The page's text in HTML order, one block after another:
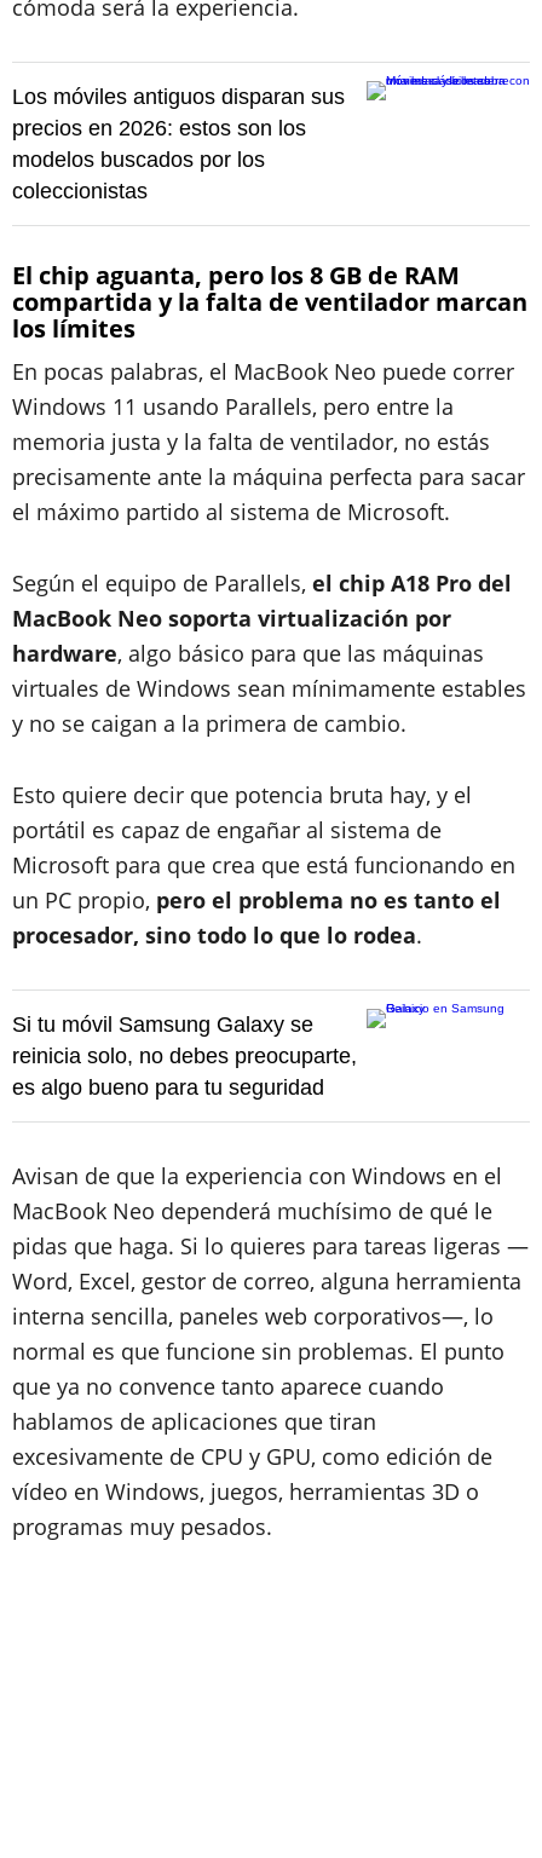
cómoda será la experiencia.
Los móviles antiguos disparan sus
precios en 2026: estos son los
modelos buscados por los
coleccionistas
El chip aguanta, pero los 8 GB de RAM
compartida y la falta de ventilador marcan
los límites
En pocas palabras, el MacBook Neo puede correr
Windows 11 usando Parallels, pero entre la
memoria justa y la falta de ventilador, no estás
precisamente ante la máquina perfecta para sacar
el máximo partido al sistema de Microsoft.
Según el equipo de Parallels, el chip A18 Pro del
MacBook Neo soporta virtualización por
hardware, algo básico para que las máquinas
virtuales de Windows sean mínimamente estables
y no se caigan a la primera de cambio.
Esto quiere decir que potencia bruta hay, y el
portátil es capaz de engañar al sistema de
Microsoft para que crea que está funcionando en
un PC propio, pero el problema no es tanto el
procesador, sino todo lo que lo rodea.
Si tu móvil Samsung Galaxy se
reinicia solo, no debes preocuparte,
es algo bueno para tu seguridad
Avisan de que la experiencia con Windows en el
MacBook Neo dependerá muchísimo de qué le
pidas que haga. Si lo quieres para tareas ligeras —
Word, Excel, gestor de correo, alguna herramienta
interna sencilla, paneles web corporativos—, lo
normal es que funcione sin problemas. El punto
que ya no convence tanto aparece cuando
hablamos de aplicaciones que tiran
excesivamente de CPU y GPU, como edición de
vídeo en Windows, juegos, herramientas 3D o
programas muy pesados.